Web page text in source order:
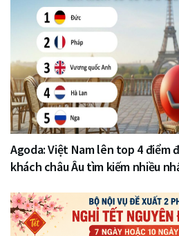
Agoda: Việt Nam lên top 4 điểm
khách châu Âu tìm kiếm nhiều